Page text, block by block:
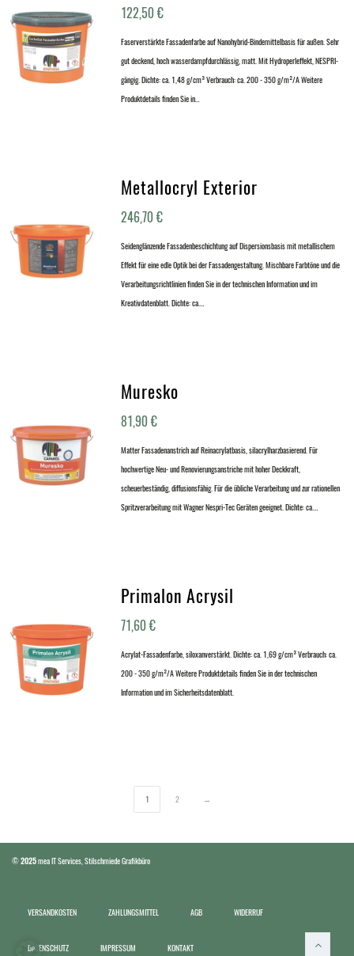
122,50€
Faserverstärkte Fassadenfarbe auf Nanohybrid-Bindemittelbasis für außen. Sehr
gut deckend, hoch wasserdampfdurchlässig, matt. Mit Hydroperleffekt, NESPRI-
gängig. Dichte: ca. 1,48 g/cm³ Verbrauch: ca. 200 - 350 g/m²/A Weitere
Produktdetails finden Sie in…
Metallocryl Exterior
246,70€
Seidenglänzende Fassadenbeschichtung auf Dispersionsbasis mit metallischem
Effekt für eine edle Optik bei der Fassadengestaltung. Mischbare Farbtöne und die
Verarbeitungsrichtlinien finden Sie in der technischen Information und im
Kreativdatenblatt. Dichte: ca.…
Muresko
81,90€
Matter Fassadenanstrich auf Reinacrylatbasis, silacrylharzbasierend. Für
hochwertige Neu- und Renovierungsanstriche mit hoher Deckkraft,
scheuerbeständig, diffusionsfähig. Für die übliche Verarbeitung und zur rationellen
Spritzverarbeitung mit Wagner Nespri-Tec Geräten geeignet. Dichte: ca.…
Primalon Acrysil
71,60€
Acrylat-Fassadenfarbe, siloxanverstärkt. Dichte: ca. 1,69 g/cm³ Verbrauch: ca.
200 - 350 g/m²/A Weitere Produktdetails finden Sie in der technischen
Information und im Sicherheitsdatenblatt.
1 2 →
©2025mea IT Services Stilschmiede Grafikbüro
VERSANDKOSTEN ZAHLUNGSMITTEL AGB WIDERRUF
DATENSCHUTZ IMPRESSUM KONTAKT